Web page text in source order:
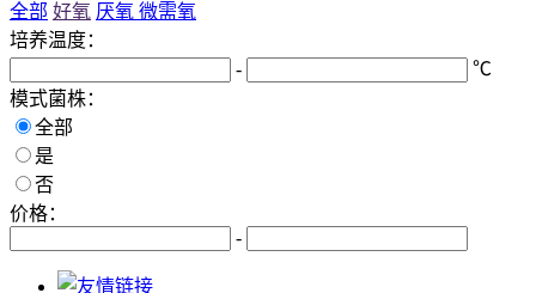
全部 好氧 厌氧 微需氧
培养温度：
-
℃
模式菌株：
全部
是
否
价格：
-